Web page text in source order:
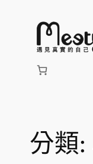
分類: